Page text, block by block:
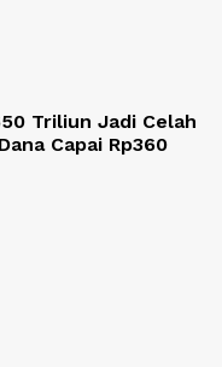
Triliun Jadi Celah
Capai Rp360